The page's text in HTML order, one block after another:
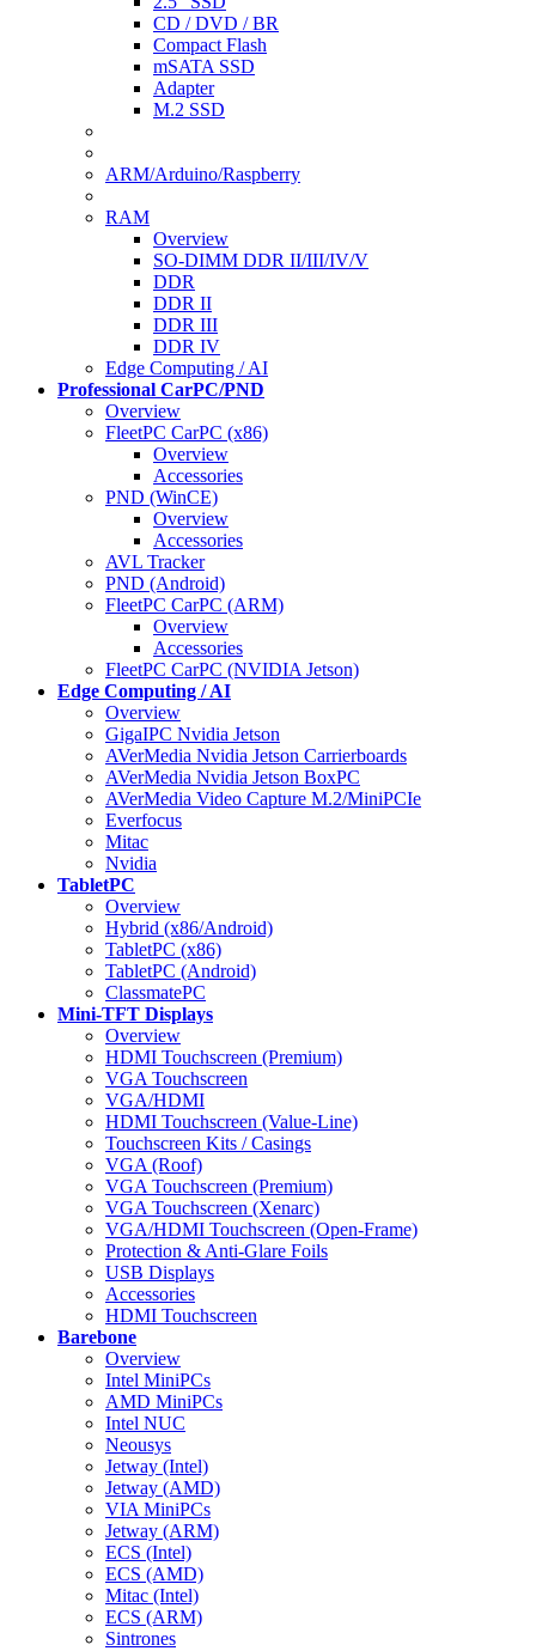
CD / DVD / BR
Compact Flash
mSATA SSD
Adapter
M.2 SSD
ARM/Arduino/Raspberry
RAM
Overview
SO-DIMM DDR II/III/IV/V
DDR
DDR II
DDR III
DDR IV
Edge Computing / AI
Professional CarPC/PND
Overview
FleetPC CarPC (x86)
Overview
Accessories
PND (WinCE)
Overview
Accessories
AVL Tracker
PND (Android)
FleetPC CarPC (ARM)
Overview
Accessories
FleetPC CarPC (NVIDIA Jetson)
Edge Computing / AI
Overview
GigaIPC Nvidia Jetson
AVerMedia Nvidia Jetson Carrierboards
AVerMedia Nvidia Jetson BoxPC
AVerMedia Video Capture M.2/MiniPCIe
Everfocus
Mitac
Nvidia
TabletPC
Overview
Hybrid (x86/Android)
TabletPC (x86)
TabletPC (Android)
ClassmatePC
Mini-TFT Displays
Overview
HDMI Touchscreen (Premium)
VGA Touchscreen
VGA/HDMI
HDMI Touchscreen (Value-Line)
Touchscreen Kits / Casings
VGA (Roof)
VGA Touchscreen (Premium)
VGA Touchscreen (Xenarc)
VGA/HDMI Touchscreen (Open-Frame)
Protection & Anti-Glare Foils
USB Displays
Accessories
HDMI Touchscreen
Barebone
Overview
Intel MiniPCs
AMD MiniPCs
Intel NUC
Neousys
Jetway (Intel)
Jetway (AMD)
VIA MiniPCs
Jetway (ARM)
ECS (Intel)
ECS (AMD)
Mitac (Intel)
ECS (ARM)
Sintrones